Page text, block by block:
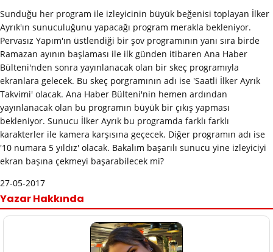
Sunduğu her program ile izleyicinin büyük beğenisi toplayan İlker
Ayrık'ın sunuculuğunu yapacağı program merakla bekleniyor.
Pervasız Yapım'ın üstlendiği bir şov programının yanı sıra birde
Ramazan ayının başlaması ile ilk günden itibaren Ana Haber
Bülteni'nden sonra yayınlanacak olan bir skeç programıyla
ekranlara gelecek. Bu skeç porgramının adı ise 'Saatli İlker Ayrık
Takvimi' olacak. Ana Haber Bülteni'nin hemen ardından
yayınlanacak olan bu programın büyük bir çıkış yapması
bekleniyor. Sunucu İlker Ayrık bu programda farklı farklı
karakterler ile kamera karşısına geçecek. Diğer programın adı ise
'10 numara 5 yıldız' olacak. Bakalım başarılı sunucu yine izleyiciyi
ekran başına çekmeyi başarabilecek mi?
27-05-2017
Yazar Hakkında